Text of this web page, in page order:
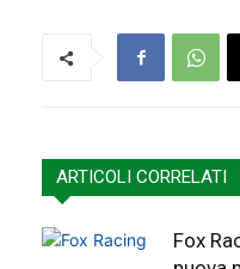
ARTICOLI CORRELATI
Fox